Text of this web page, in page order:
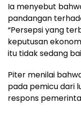
Ia menyebut
pandangan
“Persepsi yang
keputusan
itu tidak sedang
Piter menilai
pada pemicu dari
respons